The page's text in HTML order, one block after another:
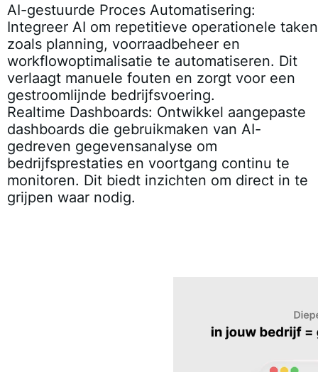
AI-gestuurde Proces Automatisering:
Integreer AI om repetitieve operationele taken
zoals planning, voorraadbeheer en
workflowoptimalisatie te automatiseren. Dit
verlaagt manuele fouten en zorgt voor een
gestroomlijnde bedrijfsvoering.
Realtime Dashboards: Ontwikkel aangepaste
dashboards die gebruikmaken van AI-
gedreven gegevensanalyse om
bedrijfsprestaties en voortgang continu te
monitoren. Dit biedt inzichten om direct in te
grijpen waar nodig.